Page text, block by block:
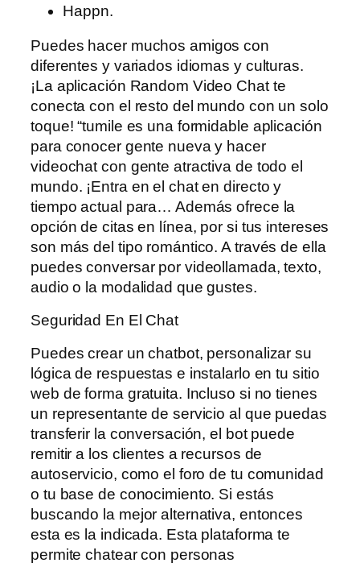
Happn.
Puedes hacer muchos amigos con
diferentes y variados idiomas y culturas.
¡La aplicación Random Video Chat te
conecta con el resto del mundo con un solo
toque! “tumile es una formidable aplicación
para conocer gente nueva y hacer
videochat con gente atractiva de todo el
mundo. ¡Entra en el chat en directo y
tiempo actual para… Además ofrece la
opción de citas en línea, por si tus intereses
son más del tipo romántico. A través de ella
puedes conversar por videollamada, texto,
audio o la modalidad que gustes.
Seguridad En El Chat
Puedes crear un chatbot, personalizar su
lógica de respuestas e instalarlo en tu sitio
web de forma gratuita. Incluso si no tienes
un representante de servicio al que puedas
transferir la conversación, el bot puede
remitir a los clientes a recursos de
autoservicio, como el foro de tu comunidad
o tu base de conocimiento. Si estás
buscando la mejor alternativa, entonces
esta es la indicada. Esta plataforma te
permite chatear con personas